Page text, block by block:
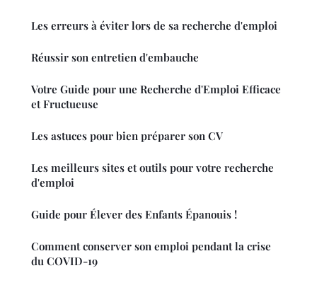
Les erreurs à éviter lors de sa recherche d'emploi
Réussir son entretien d'embauche
Votre Guide pour une Recherche d'Emploi Efficace
et Fructueuse
Les astuces pour bien préparer son CV
Les meilleurs sites et outils pour votre recherche
d'emploi
Guide pour Élever des Enfants Épanouis !
Comment conserver son emploi pendant la crise
du COVID-19